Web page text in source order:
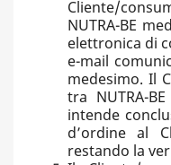
Cliente/
NUTRA-BE
elettronica di
e-mail
medesimo. Il
tra NUTRA-
intende
d’ordine al
restando la